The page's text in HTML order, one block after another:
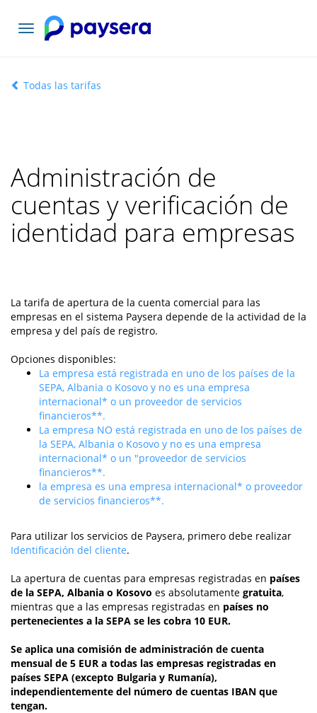
Toggle
navigation
Todas las tarifas
Administración de
cuentas y verificación de
identidad para empresas
La tarifa de apertura de la cuenta comercial para las
empresas en el sistema Paysera depende de la actividad de la
empresa y del país de registro.
Opciones disponibles:
La empresa está registrada en uno de los países de la
SEPA, Albania o Kosovo y no es una empresa
internacional* o un proveedor de servicios
financieros**.
La empresa NO está registrada en uno de los países de
la SEPA, Albania o Kosovo y no es una empresa
internacional* o un "proveedor de servicios
financieros**.
la empresa es una empresa internacional* o proveedor
de servicios financieros**.
Para utilizar los servicios de Paysera, primero debe realizar
Identificación del cliente.
La apertura de cuentas para empresas registradas en países
de la SEPA, Albania o Kosovo es absolutamente gratuita,
mientras que a las empresas registradas en países no
pertenecientes a la SEPA se les cobra 10 EUR.
Se aplica una comisión de administración de cuenta
mensual de 5 EUR a todas las empresas registradas en
países SEPA (excepto Bulgaria y Rumanía),
independientemente del número de cuentas IBAN que
tengan.